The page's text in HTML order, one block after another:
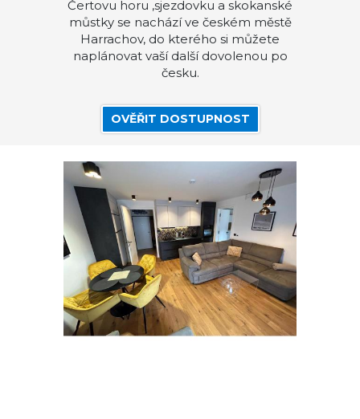
Čertovu horu ,sjezdovku a skokanské
můstky se nachází ve českém městě
Harrachov, do kterého si můžete
naplánovat vaší další dovolenou po
česku.
OVĚŘIT DOSTUPNOST